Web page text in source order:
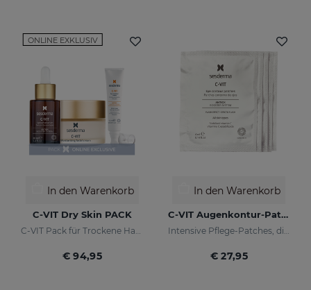
ONLINE EXKLUSIV
In den Warenkorb
C-VIT Dry Skin PACK
C-VIT Pack für Trockene Haut - online exklusiv
€ 94,95
In den Warenkorb
C-VIT Augenkontur-Patches
Intensive Pflege-Patches, die deinem Blick wieder ein gesundes Aussehen verleihen und ihn strahlen lassen
€ 27,95